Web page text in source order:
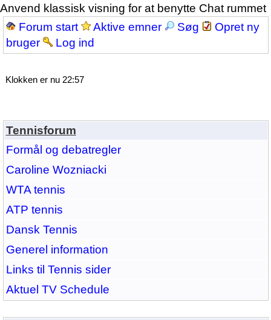
Anvend klassisk visning for at benytte Chat rummet
Forum start Aktive emner Søg
Opret ny
bruger
Log ind
Klokken er nu 22:57
Tennisforum
Formål og debatregler
Caroline Wozniacki
WTA tennis
ATP tennis
Dansk Tennis
Generel information
Links til Tennis sider
Aktuel TV Schedule